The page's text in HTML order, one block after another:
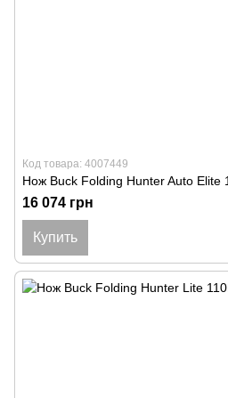
Код товара: 4007449
Нож Buck Folding Hunter Auto Elite
16 074 грн
Купить